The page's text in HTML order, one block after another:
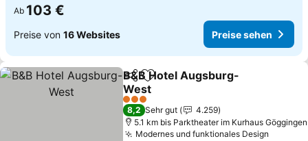
Ab 103 €
Preise von 16 Websites Preise sehen
TeilenZu Favoriten hinzufügen
B&B Hotel Augsburg-
West
Preise sehen
3 Sterne
8,2 Sehr gut
4.259
5.1 km bis Parktheater im Kurhaus Göggingen
Modernes und funktionales Design